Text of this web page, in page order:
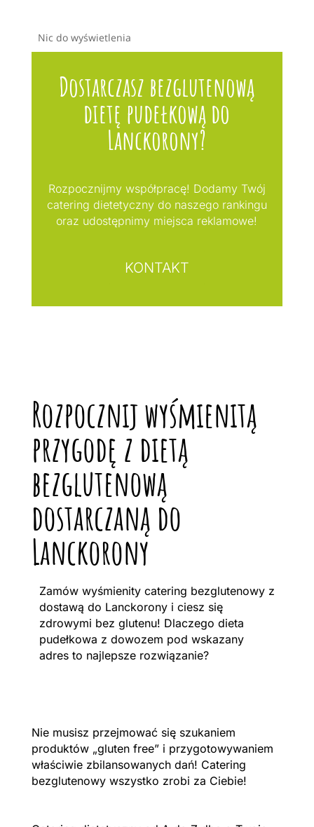
Nic do wyświetlenia
Dostarczasz bezglutenową
dietę pudełkową do
Lanckorony?
Rozpocznijmy współpracę! Dodamy Twój
catering dietetyczny do naszego rankingu
oraz udostępnimy miejsca reklamowe!
KONTAKT
Rozpocznij wyśmienitą
przygodę z dietą
bezglutenową
dostarczaną do
Lanckorony
Zamów wyśmienity catering bezglutenowy z
dostawą do Lanckorony i ciesz się
zdrowymi bez glutenu! Dlaczego dieta
pudełkowa z dowozem pod wskazany
adres to najlepsze rozwiązanie?
Nie musisz przejmować się szukaniem
produktów „gluten free” i przygotowywaniem
właściwie zbilansowanych dań! Catering
bezglutenowy wszystko zrobi za Ciebie!